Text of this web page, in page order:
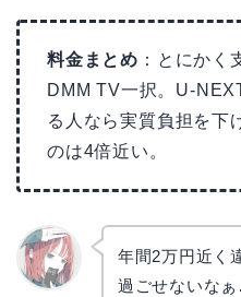
料金まとめ ：とにかく
DMM TV一択。U-
る人なら実質負担を下
のは4倍近い。
年間2万円近く
過ごせないな